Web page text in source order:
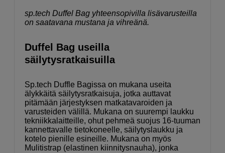
sp.tech Duffel Bag yhteensopivilla lisävarusteilla
on saatavana mustana ja vihreänä.
Duffel Bag useilla
säilytysratkaisuilla
Sp.tech Duffle Bagissa on mukana useita
älykkäitä säilytysratkaisuja, jotka auttavat
pitämään järjestyksen matkatavaroiden ja
varusteiden välillä. Mukana on suurempi laukku
tekniikkalaitteille, ohut pehmeä suojus 16-tuuman
kannettavalle tietokoneelle, säilytyslaukku ja
kotelo pienille esineille. Mukana on myös
Mulitistrap (elastinen kiinnitysnauha), jonka